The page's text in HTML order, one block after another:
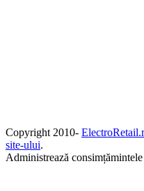
Copyright 2010-
site-ului.
Administrează